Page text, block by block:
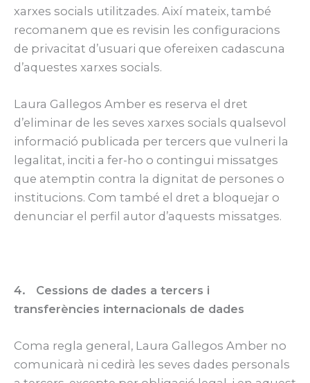
xarxes socials utilitzades. Així mateix, també
recomanem que es revisin les configuracions
de privacitat d’usuari que ofereixen cadascuna
d’aquestes xarxes socials.
Laura Gallegos Amber es reserva el dret
d’eliminar de les seves xarxes socials qualsevol
informació publicada per tercers que vulneri la
legalitat, inciti a fer-ho o contingui missatges
que atemptin contra la dignitat de persones o
institucions. Com també el dret a bloquejar o
denunciar el perfil autor d’aquests missatges.
4. Cessions de dades a tercers i
transferències internacionals de dades
Coma regla general, Laura Gallegos Amber no
comunicarà ni cedirà les seves dades personals